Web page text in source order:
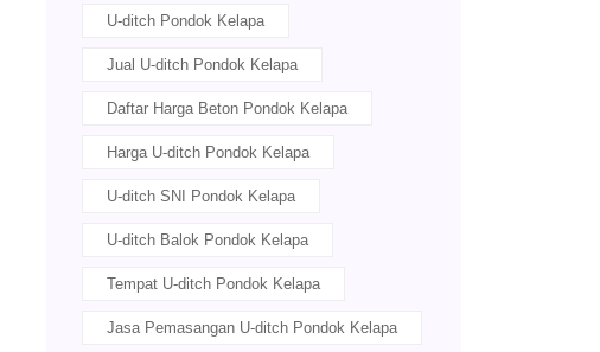
U-ditch Pondok Kelapa
Jual U-ditch Pondok Kelapa
Daftar Harga Beton Pondok Kelapa
Harga U-ditch Pondok Kelapa
U-ditch SNI Pondok Kelapa
U-ditch Balok Pondok Kelapa
Tempat U-ditch Pondok Kelapa
Jasa Pemasangan U-ditch Pondok Kelapa